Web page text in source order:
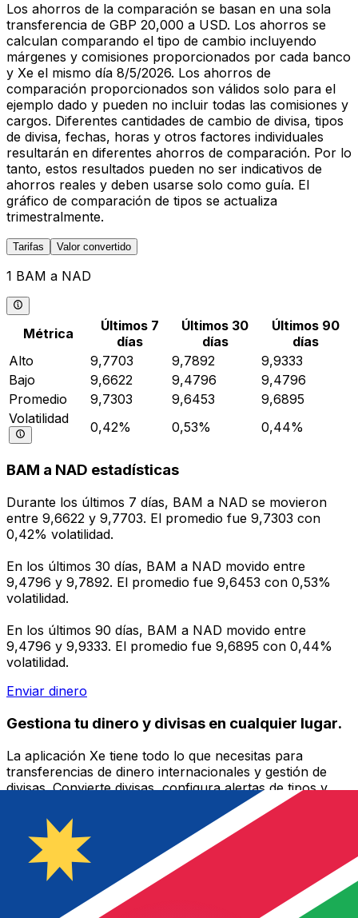
Los ahorros de la comparación se basan en una sola
transferencia de GBP 20,000 a USD. Los ahorros se
calculan comparando el tipo de cambio incluyendo
márgenes y comisiones proporcionados por cada banco
y Xe el mismo día 8/5/2026. Los ahorros de
comparación proporcionados son válidos solo para el
ejemplo dado y pueden no incluir todas las comisiones y
cargos. Diferentes cantidades de cambio de divisa, tipos
de divisa, fechas, horas y otros factores individuales
resultarán en diferentes ahorros de comparación. Por lo
tanto, estos resultados pueden no ser indicativos de
ahorros reales y deben usarse solo como guía. El
gráfico de comparación de tipos se actualiza
trimestralmente.
Tarifas Valor convertido
1 BAM a NAD
Métrica
Últimos 7
días
Últimos 30
días
Últimos 90
días
Alto
9,7703 9,7892
9,9333
Bajo
9,6622 9,4796
9,4796
Promedio
9,7303 9,6453
9,6895
Volatilidad
0,42% 0,53% 0,44%
BAM a NAD estadísticas
Durante los últimos 7 días, BAM a NAD se movieron
entre 9,6622 y 9,7703. El promedio fue 9,7303 con
0,42% volatilidad.
En los últimos 30 días, BAM a NAD movido entre
9,4796 y 9,7892. El promedio fue 9,6453 con 0,53%
volatilidad.
En los últimos 90 días, BAM a NAD movido entre
9,4796 y 9,9333. El promedio fue 9,6895 con 0,44%
volatilidad.
Enviar dinero
Gestiona tu dinero y divisas en cualquier lugar.
La aplicación Xe tiene todo lo que necesitas para
transferencias de dinero internacionales y gestión de
divisas. Convierte divisas, configura alertas de tipos y
transfiere dinero al extranjero sin comisiones ocultas.
¡Descarga hoy!